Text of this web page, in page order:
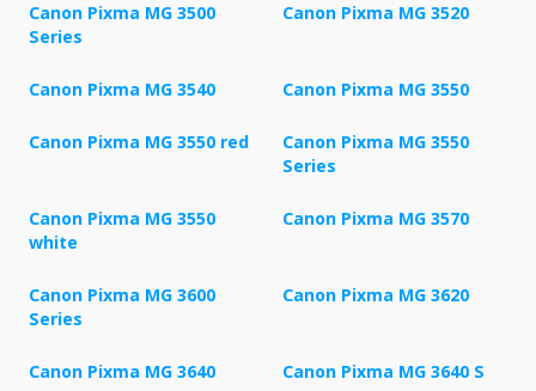
Canon Pixma MG 3500
Series
Canon Pixma MG 3520
Canon Pixma MG 3540 Canon Pixma MG 3550
Canon Pixma MG 3550 red
Canon Pixma MG 3550
Series
Canon Pixma MG 3550
white
Canon Pixma MG 3570
Canon Pixma MG 3600
Series
Canon Pixma MG 3620
Canon Pixma MG 3640 Canon Pixma MG 3640 S